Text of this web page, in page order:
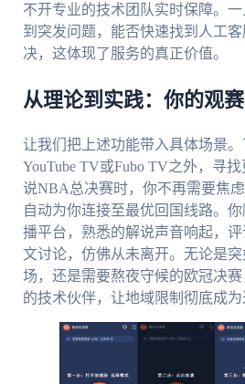
不开专业的技术团队实时保障。
到突发问题，能否快速找到人工
决，这体现了服务的真正价值。
从理论到实践：你的观
让我们把上述功能带入具体场景
YouTube TV或Fubo TV之外，寻
说NBA总决赛时，你不再需要焦
自动为你连接至最优回国线路。
播平台，熟悉的解说声音响起，
文讨论，仿佛从未离开。无论是
场，还是需要熬夜守候的欧冠决
的技术伙伴，让地域限制彻底成为